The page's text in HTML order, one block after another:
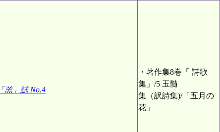
「羔」誌 No.4
・著作集8巻「 詩歌
集」/5 玉髄
集（訳詩集)/「五月の
花」